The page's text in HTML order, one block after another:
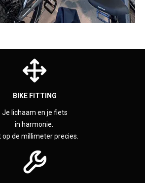
BIKE FITTING
Je lichaam en je fiets
in harmonie.
op de millimeter precies.